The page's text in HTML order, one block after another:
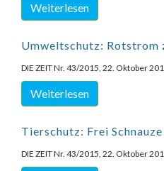
Weiterlesen
Umweltschutz: Rotstrom
DIE ZEIT Nr. 43/2015, 22. Oktober
Weiterlesen
Tierschutz: Frei Schnauze
DIE ZEIT Nr. 43/2015, 22. Oktober